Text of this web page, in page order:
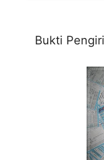
Bukti